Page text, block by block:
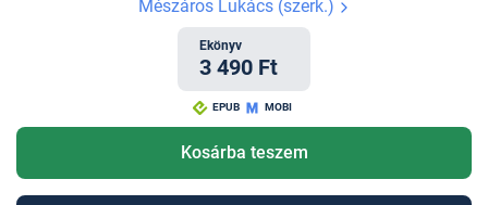
Mészáros Lukács (szerk.)
Ekönyv
3 490 Ft
EPUB MOBI
Kosárba teszem